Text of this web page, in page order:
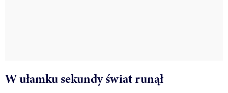
W ułamku sekundy świat runął